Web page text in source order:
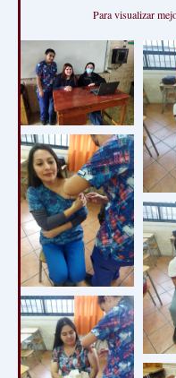
Para visualizar